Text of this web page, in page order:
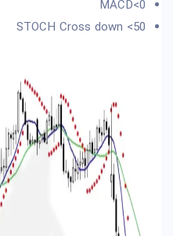
MACD<0
STOCH Cross down <50